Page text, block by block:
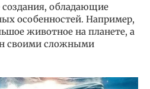
обладающие
особенностей. Например,
животное на планете, а
своими сложными